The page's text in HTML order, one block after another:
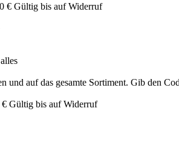
€ Gültig bis auf Widerruf
und auf das gesamte Sortiment. Gib den
€ Gültig bis auf Widerruf